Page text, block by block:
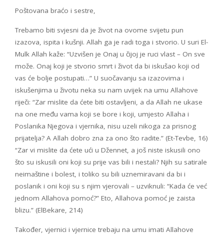
Poštovana braćo i sestre,
Trebamo biti svjesni da je život na ovome svijetu pun
izazova, ispita i kušnji. Allah ga je radi toga i stvorio. U suri El-
Mulk Allah kaže: “Uzvišen je Onaj u čijoj je ruci vlast – On sve
može. Onaj koji je stvorio smrt i život da bi iskušao koji od
vas će bolje postupati…” U suočavanju sa izazovima i
iskušenjima u životu neka su nam uvijek na umu Allahove
riječi: “Zar mislite da ćete biti ostavljeni, a da Allah ne ukase
na one među vama koji se bore i koji, umjesto Allaha i
Poslanika Njegova i vjernika, nisu uzeli nikoga za prisnog
prijatelja? A Allah dobro zna za ono što radite.” (Et-Tevbe, 16)
“Zar vi mislite da ćete ući u Džennet, a još niste iskusili ono
što su iskusili oni koji su prije vas bili i nestali? Njih su satirale
neimaštine i bolest, i toliko su bili uznemiravani da bi i
poslanik i oni koji su s njim vjerovali – uzviknuli: “Kada će već
jednom Allahova pomoć?” Eto, Allahova pomoć je zaista
blizu.” (ElBekare, 214)
Također, vjernici i vjernice trebaju na umu imati Allahove